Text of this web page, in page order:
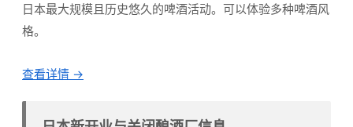
日本最大规模且历史悠久的啤酒活动。可以体验多种啤酒风
格。
查看详情 →